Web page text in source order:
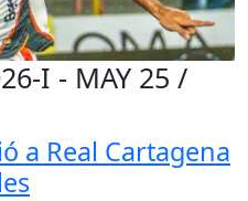
I - MAY 25 /
a Real Cartagena